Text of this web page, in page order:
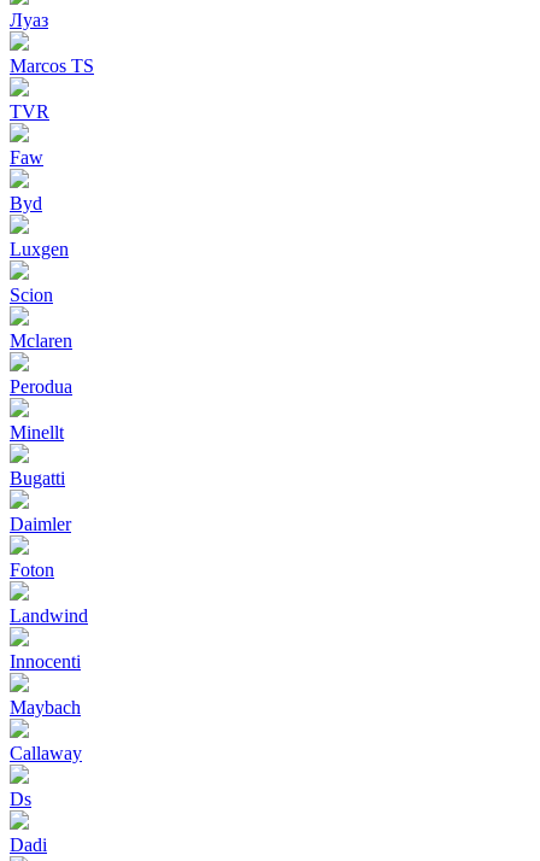
Луаз
Marcos TS
TVR
Faw
Byd
Luxgen
Scion
Mclaren
Perodua
Minellt
Bugatti
Daimler
Foton
Landwind
Innocenti
Maybach
Callaway
Ds
Dadi